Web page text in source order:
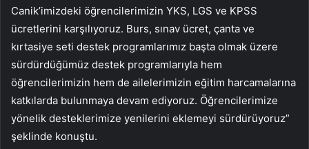
Canik’imizdeki öğrencilerimizin YKS, LGS ve KPSS
ücretlerini karşılıyoruz. Burs, sınav ücret, çanta ve
kırtasiye seti destek programlarımız başta olmak üzere
sürdürdüğümüz destek programlarıyla hem
öğrencilerimizin hem de ailelerimizin eğitim harcamalarına
katkılarda bulunmaya devam ediyoruz. Öğrencilerimize
yönelik desteklerimize yenilerini eklemeyi sürdürüyoruz”
şeklinde konuştu.